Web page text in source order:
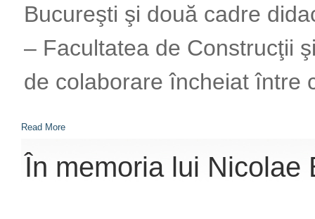
Bucureşti şi două cadre
– Facultatea de Construcţii
de colaborare încheiat între
Read More
În memoria lui Nicolae